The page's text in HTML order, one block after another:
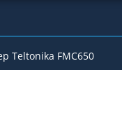
Teltonika FMC650